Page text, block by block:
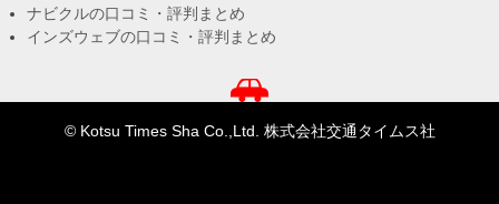
ナビクルの口コミ・評判まとめ
インズウェブの口コミ・評判まとめ
© Kotsu Times Sha Co.,Ltd. 株式会社交通タイムス社